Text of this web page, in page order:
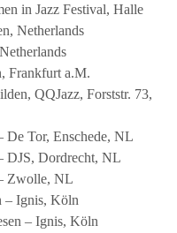
in Jazz Festival, Halle
Netherlands
Frankfurt a.M.
QQJazz, Forststr. 73,
De Tor, Enschede, NL
DJS, Dordrecht, NL
Zwolle, NL
– Ignis, Köln
– Ignis, Köln